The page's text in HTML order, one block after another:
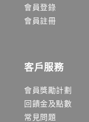
會員登錄
會員註冊
客戶服務
會員獎勵計劃
回饋金及點數
常見問題